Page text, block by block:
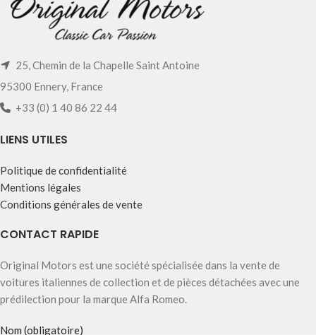
25, Chemin de la Chapelle Saint Antoine
95300 Ennery, France
+33 (0) 1 40 86 22 44
LIENS UTILES
Politique de confidentialité
Mentions légales
Conditions générales de vente
CONTACT RAPIDE
Original Motors est une société spécialisée dans la vente de
voitures italiennes de collection et de pièces détachées avec une
prédilection pour la marque Alfa Romeo.
Nom (obligatoire)